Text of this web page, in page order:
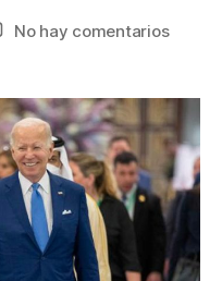
No hay comentariosen
Golfo
de
Joe
Biden
sobre
la